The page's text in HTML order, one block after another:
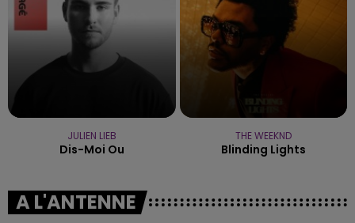
JULIEN LIEB
Dis-Moi Ou
THE WEEKND
Blinding Lights
A L'ANTENNE